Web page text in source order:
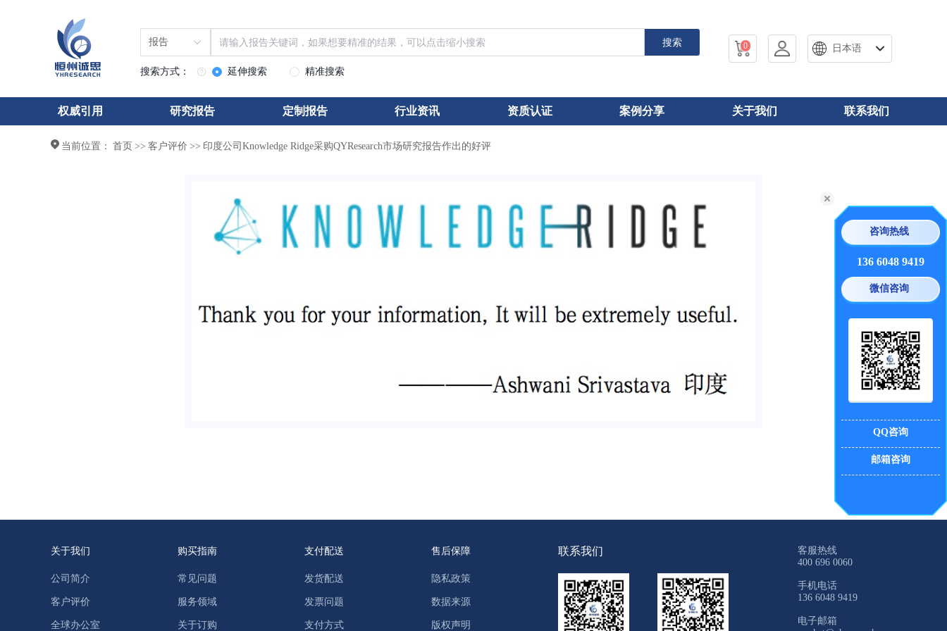
咨询热线
136 6048 9419
微信咨询
QQ咨询
邮箱咨询
报告 搜索
搜索方式： 延伸搜索 精准搜索
0 日本语
权威引用 研究报告 定制报告 行业资讯 资质认证 案例分享 关于我们 联系我们
当前位置： 首页 >> 客户评价 >> 印度公司Knowledge Ridge采购QYResearch市场研究报告作出的好评
关于我们
公司简介
客户评价
全球办公室
购买指南
常见问题
服务领域
关于订购
支付配送
发货配送
发票问题
支付方式
售后保障
隐私政策
数据来源
版权声明
联系我们
客服热线
400 696 0060
手机电话
136 6048 9419
电子邮箱